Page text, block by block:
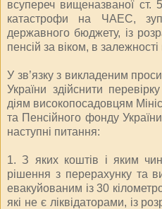
всупереч вищеназваної ст.
катастрофи на ЧАЕС,
державного бюджету, із
пенсій за віком, в залежності
У зв’язку з викладеним
України здійснити
діям високопосадовцям
та Пенсійного фонду
наступні питання:
1. З яких коштів і яким
рішення з перерахунку та
евакуйованим із 30
які не є ліквідаторами, із